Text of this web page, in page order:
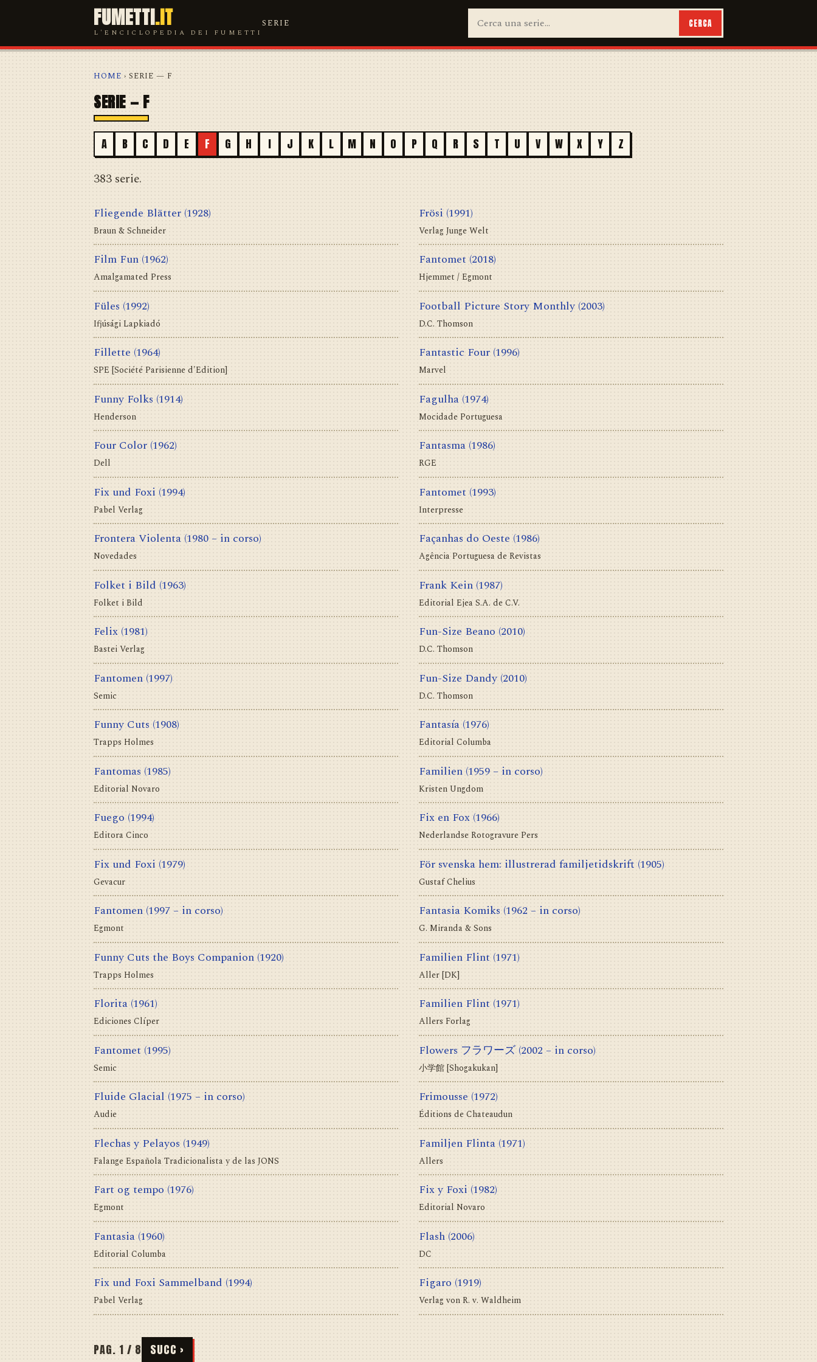
FUMETTI.IT
L'ENCICLOPEDIA DEI FUMETTI
SERIE CERCA
HOME › SERIE — F
SERIE — F
A B C D E F G H I J K L M N O P Q R S T U V W X Y Z
383 serie.
Fliegende Blätter (1928)
Braun & Schneider
Film Fun (1962)
Amalgamated Press
Füles (1992)
Ifjúsági Lapkiadó
Fillette (1964)
SPE [Société Parisienne d'Edition]
Funny Folks (1914)
Henderson
Four Color (1962)
Dell
Fix und Foxi (1994)
Pabel Verlag
Frontera Violenta (1980 – in corso)
Novedades
Folket i Bild (1963)
Folket i Bild
Felix (1981)
Bastei Verlag
Fantomen (1997)
Semic
Funny Cuts (1908)
Trapps Holmes
Fantomas (1985)
Editorial Novaro
Fuego (1994)
Editora Cinco
Fix und Foxi (1979)
Gevacur
Fantomen (1997 – in corso)
Egmont
Funny Cuts the Boys Companion (1920)
Trapps Holmes
Florita (1961)
Ediciones Clíper
Fantomet (1995)
Semic
Fluide Glacial (1975 – in corso)
Audie
Flechas y Pelayos (1949)
Falange Española Tradicionalista y de las JONS
Fart og tempo (1976)
Egmont
Fantasia (1960)
Editorial Columba
Fix und Foxi Sammelband (1994)
Pabel Verlag
Frösi (1991)
Verlag Junge Welt
Fantomet (2018)
Hjemmet / Egmont
Football Picture Story Monthly (2003)
D.C. Thomson
Fantastic Four (1996)
Marvel
Fagulha (1974)
Mocidade Portuguesa
Fantasma (1986)
RGE
Fantomet (1993)
Interpresse
Façanhas do Oeste (1986)
Agência Portuguesa de Revistas
Frank Kein (1987)
Editorial Ejea S.A. de C.V.
Fun-Size Beano (2010)
D.C. Thomson
Fun-Size Dandy (2010)
D.C. Thomson
Fantasía (1976)
Editorial Columba
Familien (1959 – in corso)
Kristen Ungdom
Fix en Fox (1966)
Nederlandse Rotogravure Pers
För svenska hem: illustrerad familjetidskrift (1905)
Gustaf Chelius
Fantasia Komiks (1962 – in corso)
G. Miranda & Sons
Familien Flint (1971)
Aller [DK]
Familien Flint (1971)
Allers Forlag
Flowers フラワーズ (2002 – in corso)
小学館 [Shogakukan]
Frimousse (1972)
Éditions de Chateaudun
Familjen Flinta (1971)
Allers
Fix y Foxi (1982)
Editorial Novaro
Flash (2006)
DC
Figaro (1919)
Verlag von R. v. Waldheim
PAG. 1 / 8 SUCC ›